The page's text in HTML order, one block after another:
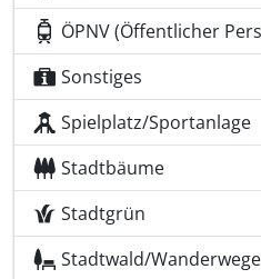
ÖPNV (Öffentlicher
Sonstiges
Spielplatz/Sportanlage
Stadtbäume
Stadtgrün
Stadtwald/Wanderwege